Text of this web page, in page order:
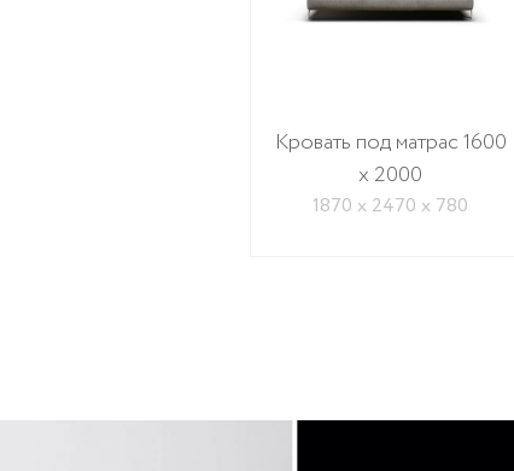
Кровать под матрас 1600
x 2000
1870 x 2470 x 780